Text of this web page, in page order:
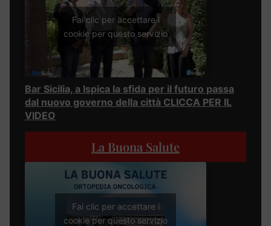
Fai clic per accettare i
cookie per questo servizio
Bar Sicilia, a Ispica la sfida per il futuro passa
dal nuovo governo della città CLICCA PER IL
VIDEO
La Buona Salute
Fai clic per accettare i
cookie per questo servizio